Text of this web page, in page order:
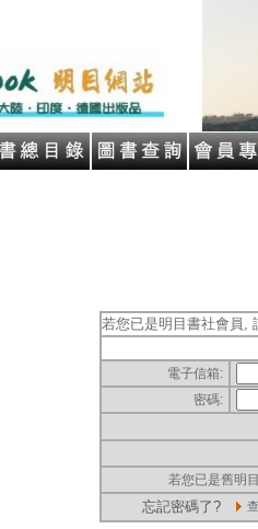
若您已是明目書社會員,
電子信箱:
密碼:
若您已是舊明
忘記密碼了?